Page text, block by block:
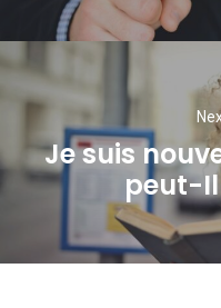
Je suis
peut-Il